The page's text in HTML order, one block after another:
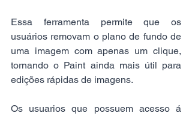
Essa ferramenta permite que os
usuários removam o plano de fundo de
uma imagem com apenas um clique,
tornando o Paint ainda mais útil para
edições rápidas de imagens.
Os usuarios que possuem acesso á